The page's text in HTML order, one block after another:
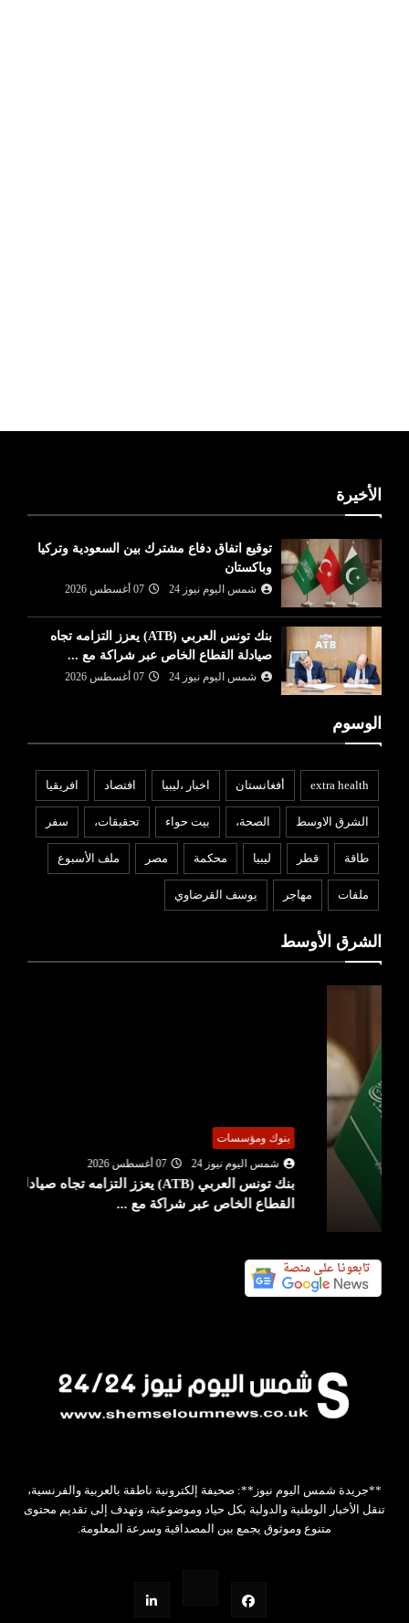
الأخيرة
توقيع اتفاق دفاع مشترك بين السعودية وتركيا
وباكستان
شمس اليوم نيوز 24 07 أغسطس 2026
بنك تونس العربي (ATB) يعزز التزامه تجاه
صيادلة القطاع الخاص عبر شراكة مع ...
شمس اليوم نيوز 24 07 أغسطس 2026
الوسوم
extra health أفغانستان اخبار ،ليبيا افتصاد افريقيا
الشرق الاوسط الصحة، بيت حواء تحقيقات، سفر
طاقة قطر ليبيا محكمة مصر ملف الأسبوع
ملفات مهاجر يوسف القرضاوي
الشرق الأوسط
بنوك ومؤسسات
شمس اليوم نيوز 24
07 أغسطس 2026
بنك تونس العربي (ATB) يعزز التزامه تجاه صيادلة
القطاع الخاص عبر شراكة مع ...
**جريدة شمس اليوم نيوز**: صحيفة إلكترونية ناطقة بالعربية والفرنسية،
تنقل الأخبار الوطنية والدولية بكل حياد وموضوعية، وتهدف إلى تقديم محتوى
متنوع وموثوق يجمع بين المصداقية وسرعة المعلومة.